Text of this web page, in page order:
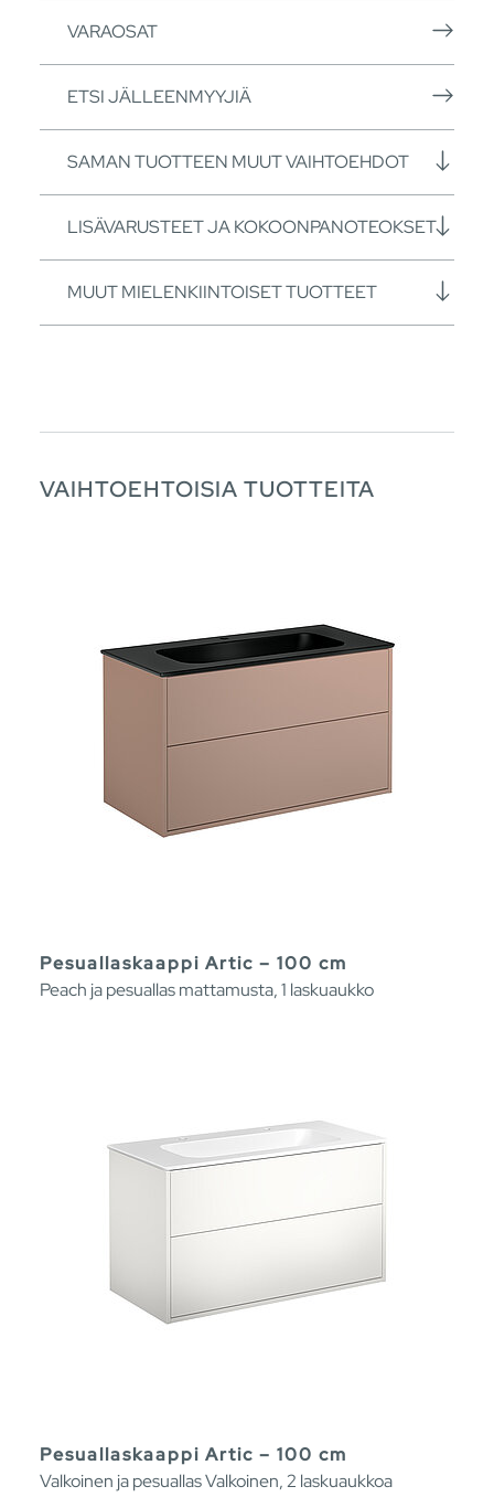
VARAOSAT
ETSI JÄLLEENMYYJIÄ
SAMAN TUOTTEEN MUUT VAIHTOEHDOT
LISÄVARUSTEET JA KOKOONPANOTEOKSET
MUUT MIELENKIINTOISET TUOTTEET
VAIHTOEHTOISIA TUOTTEITA
Pesuallaskaappi Artic – 100 cm
Peach ja pesuallas mattamusta, 1 laskuaukko
Pesuallaskaappi Artic – 100 cm
Valkoinen ja pesuallas Valkoinen, 2 laskuaukkoa